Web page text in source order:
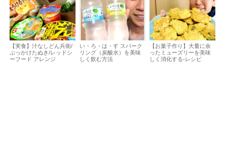
【実食】汁なしどん兵衛/
ぶっかけたぬき/レッドシ
ーフード アレンジ
い・ろ・は・す スパーク
リング（炭酸水）を美味
しく飲む方法
【お菓子作り】大量に余
ったミューズリーを美味
しく消化する-レシピ